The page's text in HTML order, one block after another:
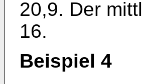
20,9. Der
16.
Beispiel 4